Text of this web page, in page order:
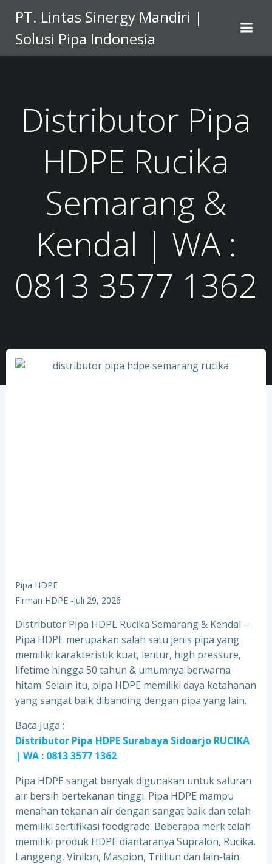
to
content
PT. Lintas Sinergy Mandiri |
Solusi Pipa Indonesia
Distributor Pipa
HDPE Rucika
Semarang &
Kendal | WA :
0813 3577 1362
Pipa HDPE
Firman HDPE -Juli 29, 2026
Distributor Pipa HDPE Rucika Semarang & Kendal –
Pipa HDPE merupakan salah satu jenis pipa yang
memiliki karakteristik kuat, lentur, high pressure,
lifetime hingga 50 tahun & umumnya berwarna
hitam. Selain itu, pipa HDPE memiliki daya ketahanan
yang sangat baik dibanding dengan pipa yang lain.
Baca Juga :
Distributor Pipa HDPE Surabaya Sidoarjo RUCIKA
| WA : 0813 3577 1362
Pipa HDPE sangat banyak digunakan untuk saluran
air bersih bertekanan tinggi. Pipa HDPE mampu
menahan tekanan air dengan sangat baik dan telah
memiliki sertifikasi foodgrade. Beberapa merk telah
memiliki produk HDPE diantaranya Supralon, Rucika,
Langgeng, Vinilon, Maspion, Trilliun dan lain-lain.